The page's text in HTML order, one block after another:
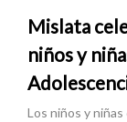
Mislata
niños y
Los niños y